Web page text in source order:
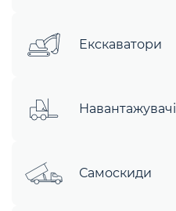
Екскаватори
Навантажувачі
Самоскиди